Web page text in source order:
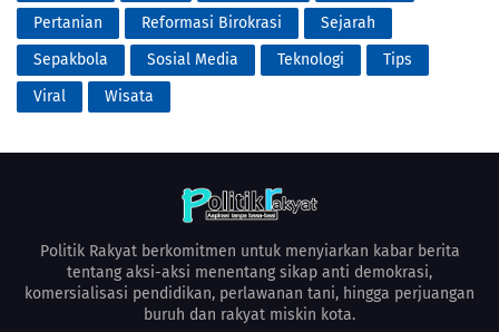
Pertanian
Reformasi Birokrasi
Sejarah
Sepakbola
Sosial Media Teknologi
Tips
Viral
Wisata
Politik Rakyat berkomitmen untuk menyiarkan kabar berita
tentang aksi-aksi menentang sikap anti demokrasi,
komersialisasi pendidikan, perlawanan tani, hingga perjuangan
buruh dan rakyat miskin kota.